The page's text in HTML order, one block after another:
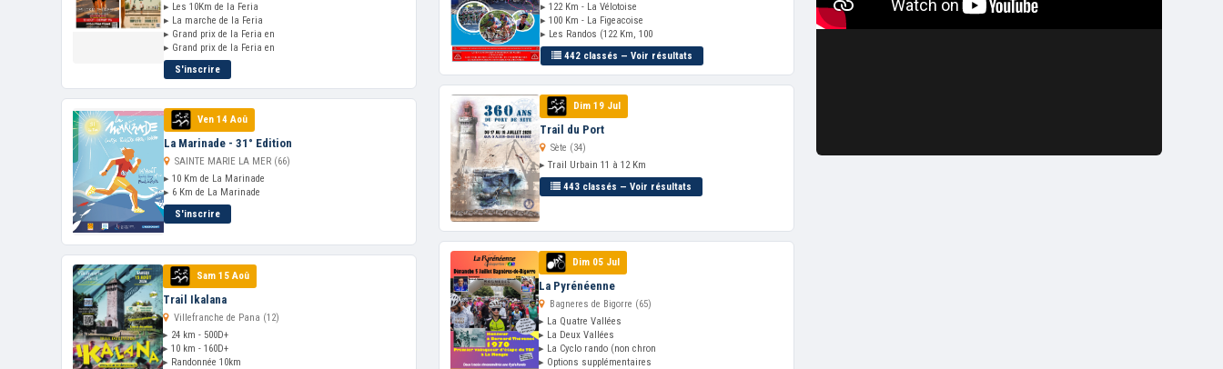
▸ Les 10Km de la Feria
▸ La marche de la Feria
▸ Grand prix de la Feria en
▸ Grand prix de la Feria en
S'inscrire
Ven 14 Aoû
La Marinade - 31° Edition
SAINTE MARIE LA MER (66)
▸ 10 Km de La Marinade
▸ 6 Km de La Marinade
S'inscrire
Sam 15 Aoû
Trail Ikalana
Villefranche de Pana (12)
▸ 24 km - 500D+
▸ 10 km - 160D+
▸ Randonnée 10km
▸ 122 Km - La Vélotoise
▸ 100 Km - La Figeacoise
▸ Les Randos (122 Km, 100
442 classés — Voir résultats
Dim 19 Jul
Trail du Port
Sète (34)
▸ Trail Urbain 11 à 12 Km
443 classés — Voir résultats
Dim 05 Jul
La Pyrénéenne
Bagneres de Bigorre (65)
▸ La Quatre Vallées
▸ La Deux Vallées
▸ La Cyclo rando (non chron
▸ Options supplémentaires